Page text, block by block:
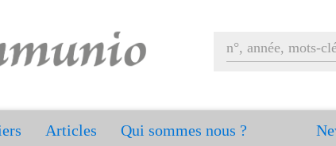
Articles Qui sommes nous ?